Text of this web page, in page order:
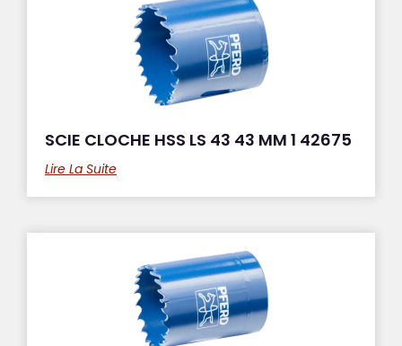
SCIE CLOCHE HSS LS 43 43 MM 1 42675
Lire La Suite